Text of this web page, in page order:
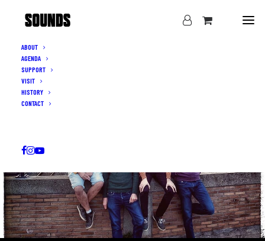
ABOUT
AGENDA
SUPPORT
VISIT
HISTORY
CONTACT